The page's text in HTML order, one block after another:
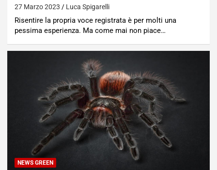
27 Marzo 2023 Luca Spigarelli
Risentire la propria voce registrata è per molti una
pessima esperienza. Ma come mai non piace…
NEWS GREEN